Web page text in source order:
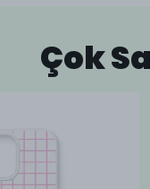
Çok